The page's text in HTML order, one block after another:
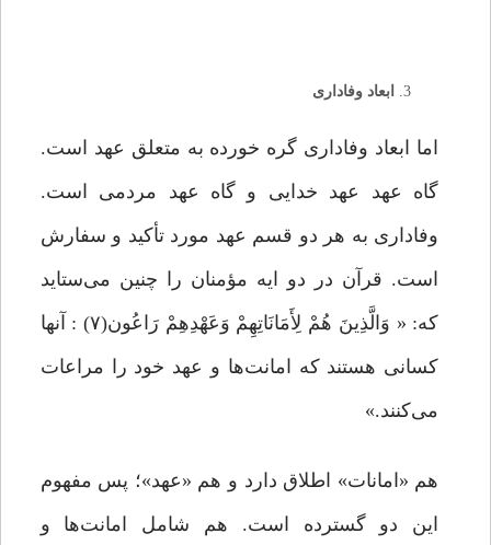
ابعاد وفاداری
اما ابعاد وفاداری گره خورده به متعلق عهد است.
گاه عهد عهد خدایی و گاه عهد مردمی است.
وفاداری به هر دو قسم عهد مورد تأکید و سفارش
است. قرآن در دو ایه مؤمنان را چنین می‌ستاید
که: « وَالَّذِینَ هُمْ لِأَمَانَاتِهِمْ وَعَهْدِهِمْ رَاعُون(۷) : آنها
کسانی هستند که امانت‌ها و عهد خود را مراعات
می‌کنند.»
هم «امانات» اطلاق دارد و هم «عهد»؛ پس مفهوم
این دو گسترده است. هم شامل امانت‌ها و